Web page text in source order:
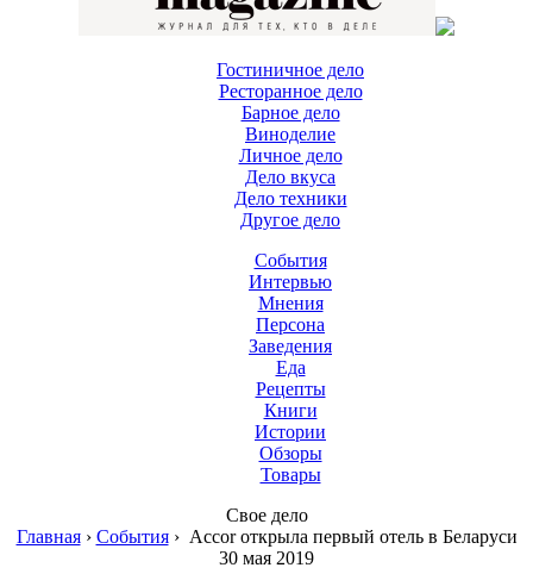
Гостиничное дело
Ресторанное дело
Барное дело
Виноделие
Личное дело
Дело вкуса
Дело техники
Другое дело
События
Интервью
Мнения
Персона
Заведения
Еда
Рецепты
Книги
Истории
Обзоры
Товары
Свое дело
Главная› События› Accor открыла первый отель в Беларуси
30 мая 2019